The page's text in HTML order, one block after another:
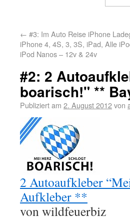
← #3: Im Auto Reise iPhone
iPhone 4, 4S, 3, 3S, iPad, Alle
iPod Nanos – 12v & 24v
#2: 2
boarisch!" **
Publiziert am 2. August 2012von
2 Autoaufkleber
Aufkleber **
von wildfeuerbiz